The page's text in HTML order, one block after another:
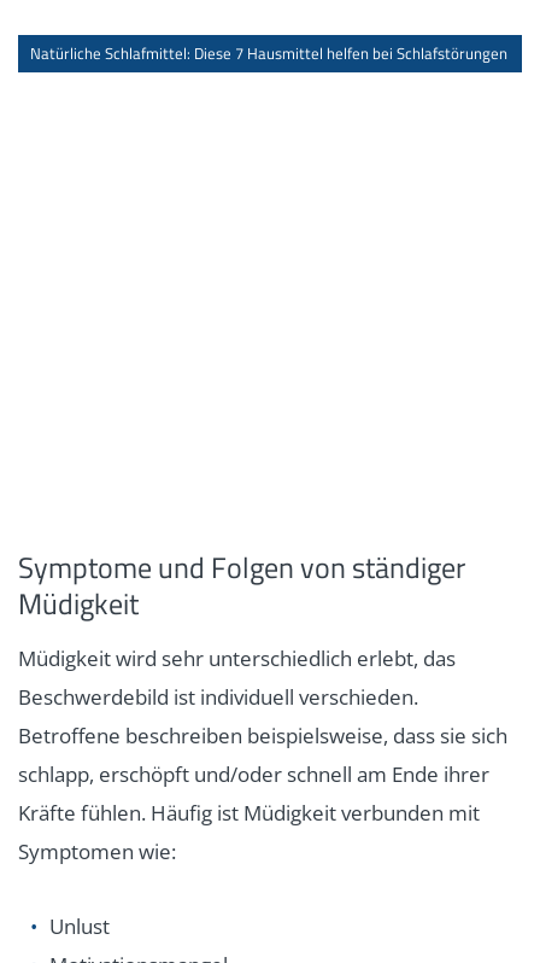
Natürliche Schlafmittel: Diese 7 Hausmittel helfen bei Schlafstörungen
Symptome und Folgen von ständiger
Müdigkeit
Müdigkeit wird sehr unterschiedlich erlebt, das
Beschwerdebild ist individuell verschieden.
Betroffene beschreiben beispielsweise, dass sie sich
schlapp, erschöpft und/oder schnell am Ende ihrer
Kräfte fühlen. Häufig ist Müdigkeit verbunden mit
Symptomen wie:
Unlust